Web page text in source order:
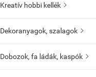
Kreatív hobbi kellék 
Dekoranyagok, szalagok 
Dobozok, fa ládák, kaspók 